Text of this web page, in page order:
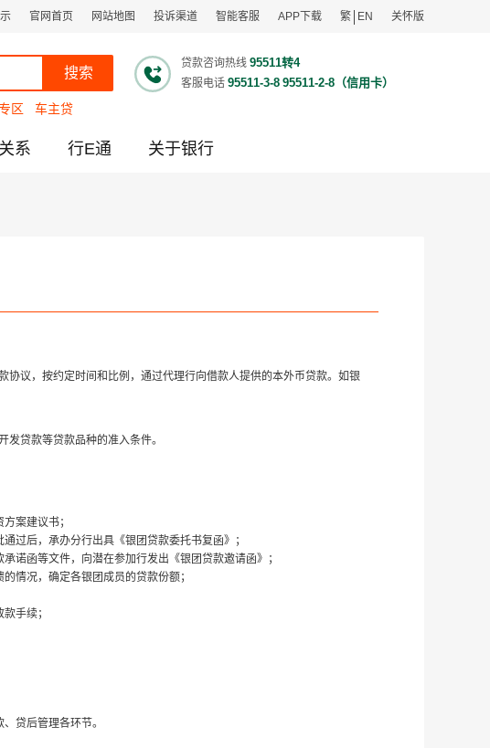
官网首页 网站地图 投诉渠道 智能客服 APP下载 繁 EN 关怀版
搜索
贷款咨询热线 95511转4
客服电话 95511-3-8 95511-2-8（信用卡）
区 车主贷
系 行E通 关于银行
议，按约定时间和比例，通过代理行向借款人提供的本外币贷款。如银
贷款等贷款品种的准入条件。
案建议书；
过后，承办分行出具《银团贷款委托书复函》；
诺函等文件，向潜在参加行发出《银团贷款邀请函》；
情况，确定各银团成员的贷款份额；
手续；
贷后管理各环节。